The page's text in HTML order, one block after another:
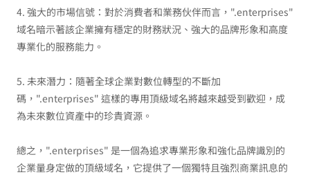
4. 強大的市場信號：對於消費者和業務伙伴而言，".enterprises"
域名暗示著該企業擁有穩定的財務狀況、強大的品牌形象和高度
專業化的服務能力。
5. 未來潛力：隨著全球企業對數位轉型的不斷加
碼，".enterprises" 這樣的專用頂級域名將越來越受到歡迎，成
為未來數位資產中的珍貴資源。
總之，".enterprises" 是一個為追求專業形象和強化品牌識別的
企業量身定做的頂級域名，它提供了一個獨特且強烈商業訊息的